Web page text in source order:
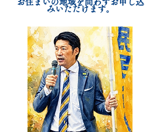
​お住まいの地域を問わずお申し込
みいただけます。